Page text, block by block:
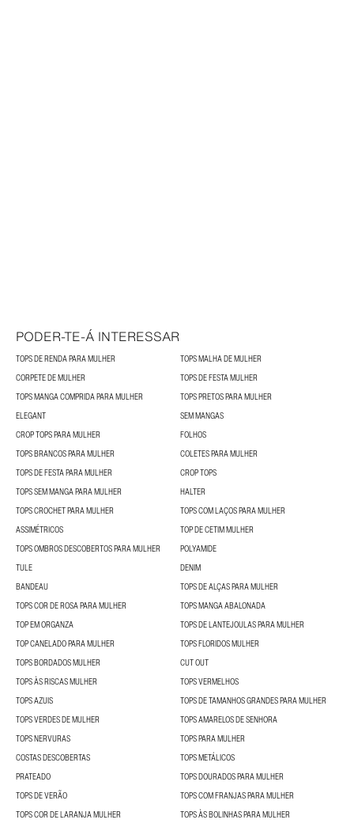
PODER-TE-Á INTERESSAR
TOPS DE RENDA PARA MULHER
TOPS MALHA DE MULHER
CORPETE DE MULHER
TOPS DE FESTA MULHER
TOPS MANGA COMPRIDA PARA MULHER
TOPS PRETOS PARA MULHER
ELEGANT
SEM MANGAS
CROP TOPS PARA MULHER
FOLHOS
TOPS BRANCOS PARA MULHER
COLETES PARA MULHER
TOPS DE FESTA PARA MULHER
CROP TOPS
TOPS SEM MANGA PARA MULHER
HALTER
TOPS CROCHET PARA MULHER
TOPS COM LAÇOS PARA MULHER
ASSIMÉTRICOS
TOP DE CETIM MULHER
TOPS OMBROS DESCOBERTOS PARA MULHER
POLYAMIDE
TULE
DENIM
BANDEAU
TOPS DE ALÇAS PARA MULHER
TOPS COR DE ROSA PARA MULHER
TOPS MANGA ABALONADA
TOP EM ORGANZA
TOPS DE LANTEJOULAS PARA MULHER
TOP CANELADO PARA MULHER
TOPS FLORIDOS MULHER
TOPS BORDADOS MULHER
CUT OUT
TOPS ÀS RISCAS MULHER
TOPS VERMELHOS
TOPS AZUIS
TOPS DE TAMANHOS GRANDES PARA MULHER
TOPS VERDES DE MULHER
TOPS AMARELOS DE SENHORA
TOPS NERVURAS
TOPS PARA MULHER
COSTAS DESCOBERTAS
TOPS METÁLICOS
PRATEADO
TOPS DOURADOS PARA MULHER
TOPS DE VERÃO
TOPS COM FRANJAS PARA MULHER
TOPS COR DE LARANJA MULHER
TOPS ÀS BOLINHAS PARA MULHER